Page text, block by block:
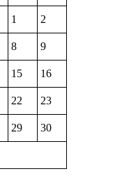
1 2
8 9
15 16
22 23
29 30